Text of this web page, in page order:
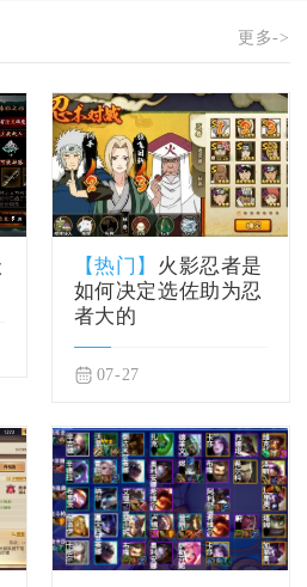
更多->
【热门】 火影忍者是
如何决定选佐助为忍
者大的
07-27